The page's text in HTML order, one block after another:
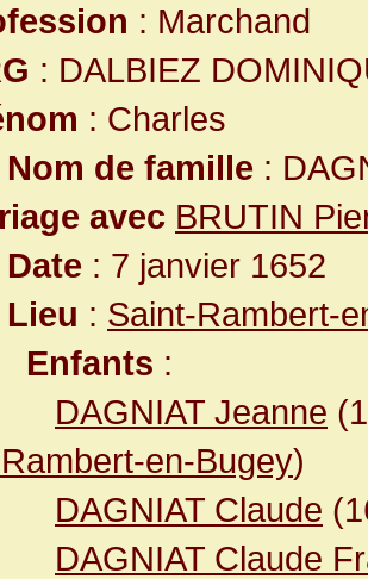
: Marchand
: DALBIEZ
: Charles
Nom de famille :
avec BRUTIN
Date : 7 janvier 1652
Lieu : Saint-Rambert-
Enfants :
DAGNIAT Jeanne
en-Bugey)
DAGNIAT Claude
DAGNIAT Claude